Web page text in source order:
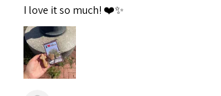
I love it so much! ❤️✨